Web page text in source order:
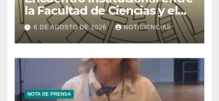
la Facultad de Ciencias y el
Ministerio de Ciencia y
Tecnología
6 DE AGOSTO DE 2026 NOTICIENCIAS
NOTA DE PRENSA